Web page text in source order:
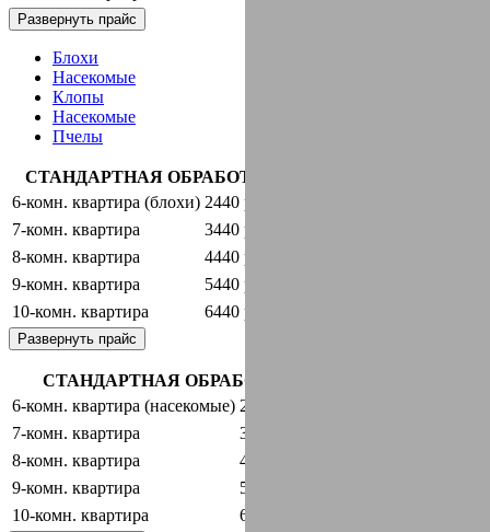
Развернуть прайс
Блохи
Насекомые
Клопы
Насекомые
Пчелы
СТАНДАРТНАЯ ОБРАБОТКА + ГАРАНТИЯ
6-комн. квартира (блохи) 2440 руб.
7-комн. квартира 3440 руб.
8-комн. квартира 4440 руб.
9-комн. квартира 5440 руб.
10-комн. квартира 6440 руб.
Развернуть прайс
СТАНДАРТНАЯ ОБРАБОТКА + ГАРАНТИЯ
6-комн. квартира (насекомые) 2440 руб.
7-комн. квартира 3440 руб.
8-комн. квартира 4440 руб.
9-комн. квартира 5440 руб.
10-комн. квартира 6440 руб.